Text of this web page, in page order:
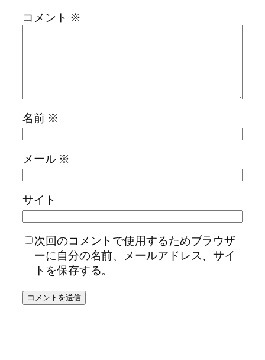
コメント ※
名前 ※
メール ※
サイト
次回のコメントで使用するためブラウザ
ーに自分の名前、メールアドレス、サイ
トを保存する。